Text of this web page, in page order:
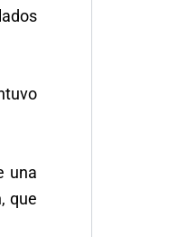
una
que